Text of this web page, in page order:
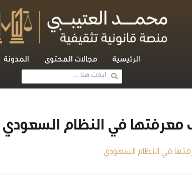
الرئيسية مجالات المحتوى المدونة